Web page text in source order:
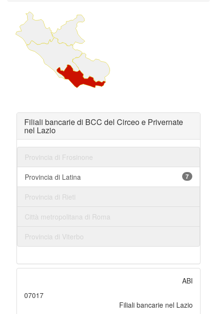
Filiali bancarie di BCC del Circeo e Privernate
nel Lazio
Provincia di Frosinone
Provincia di Latina 7
Provincia di Rieti
Città metropolitana di Roma
Provincia di Viterbo
ABI
07017
Filiali bancarie nel Lazio